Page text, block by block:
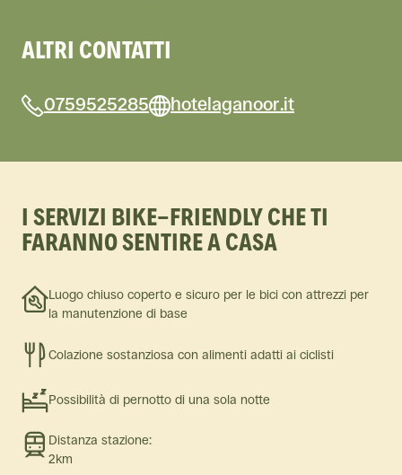
ALTRI CONTATTI
0759525285 hotelaganoor.it
I SERVIZI BIKE-FRIENDLY CHE TI
FARANNO SENTIRE A CASA
Luogo chiuso coperto e sicuro per le bici con attrezzi per
la manutenzione di base
Colazione sostanziosa con alimenti adatti ai ciclisti
Possibilità di pernotto di una sola notte
Distanza stazione:
2km